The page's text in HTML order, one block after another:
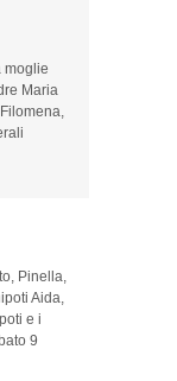
moglie
Maria
Pinella,
Aida,
e i
9